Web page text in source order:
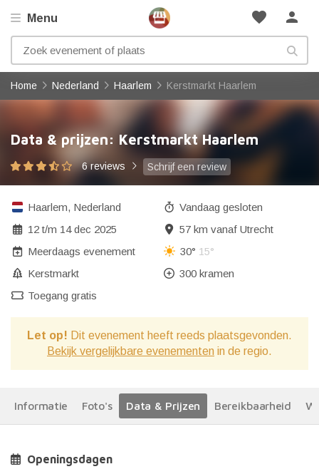
favorite person
Menu
Home Nederland Haarlem Kerstmarkt Haarlem
Data & prijzen: Kerstmarkt Haarlem
6 reviews Schrijf een review
Haarlem, Nederland
12t/m 14 dec 2025
Meerdaags evenement
Kerstmarkt
Toegang gratis
Vandaag gesloten
57 km vanaf Utrecht
30° 15°
300 kramen
Let op! Dit evenement heeft reeds plaatsgevonden.
Bekijk vergelijkbare evenementen in de regio.
Informatie Foto's Data & Prijzen Bereikbaarheid
Openingsdagen